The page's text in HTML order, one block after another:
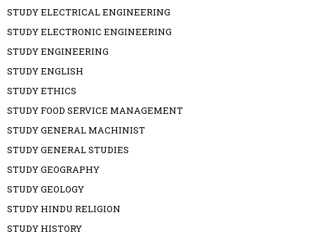
STUDY ELECTRICAL ENGINEERING
STUDY ELECTRONIC ENGINEERING
STUDY ENGINEERING
STUDY ENGLISH
STUDY ETHICS
STUDY FOOD SERVICE MANAGEMENT
STUDY GENERAL MACHINIST
STUDY GENERAL STUDIES
STUDY GEOGRAPHY
STUDY GEOLOGY
STUDY HINDU RELIGION
STUDY HISTORY